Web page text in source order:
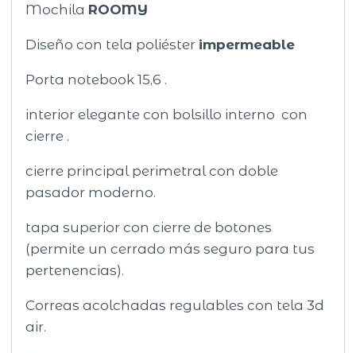
Mochila ROOMY
Diseño con tela poliéster impermeable
Porta notebook 15,6 .
interior elegante con bolsillo interno con
cierre .
cierre principal perimetral con doble
pasador moderno.
tapa superior con cierre de botones
(permite un cerrado más seguro para tus
pertenencias).
Correas acolchadas regulables con tela 3d
air.